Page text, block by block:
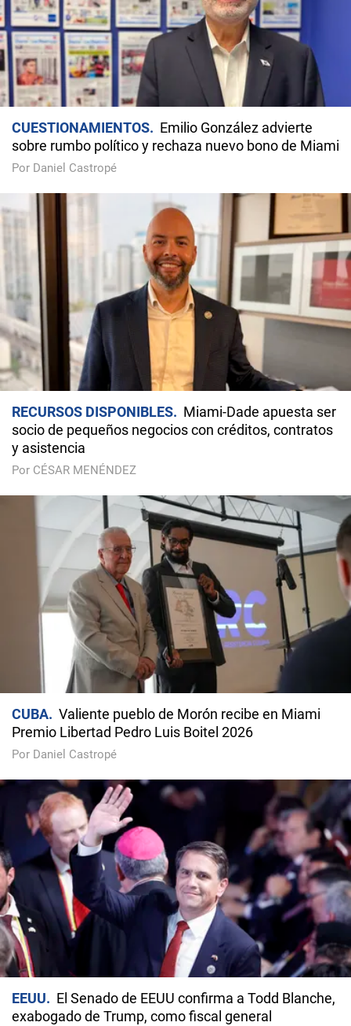
CUESTIONAMIENTOS
Emilio González advierte
sobre rumbo político y rechaza nuevo bono de Miami
Por Daniel Castropé
RECURSOS DISPONIBLES
Miami-Dade apuesta ser
socio de pequeños negocios con créditos, contratos
y asistencia
Por CÉSAR MENÉNDEZ
CUBA
Valiente pueblo de Morón recibe en Miami
Premio Libertad Pedro Luis Boitel 2026
Por Daniel Castropé
EEUU
El Senado de EEUU confirma a Todd Blanche,
exabogado de Trump, como fiscal general